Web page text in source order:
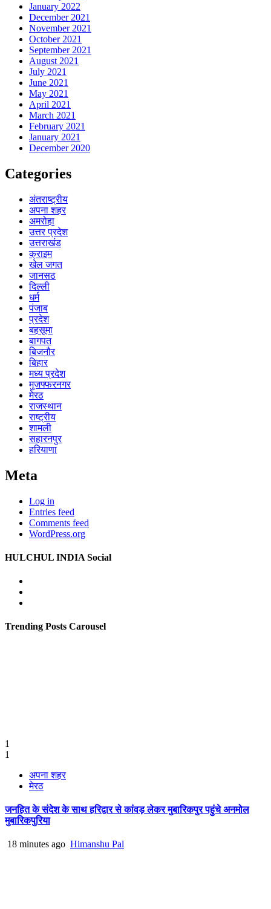
January 2022
December 2021
November 2021
October 2021
September 2021
August 2021
July 2021
June 2021
May 2021
April 2021
March 2021
February 2021
January 2021
December 2020
Categories
अंतराष्ट्रीय
अपना शहर
अमरोहा
उत्तर प्रदेश
उत्तराखंड
क्राइम
खेल जगत
जानसठ
दिल्ली
धर्म
पंजाब
प्रदेश
बहसूमा
बागपत
बिजनौर
बिहार
मध्य प्रदेश
मुजफ्फरनगर
मेरठ
राजस्थान
राष्ट्रीय
शामली
सहारनपुर
हरियाणा
Meta
Log in
Entries feed
Comments feed
WordPress.org
HULCHUL INDIA Social
Trending Posts Carousel
1
1
अपना शहर
मेरठ
जनहित के संदेश के साथ हरिद्वार से कांवड़ लेकर मुबारिकपुर पहुंचे अनमोल
मुबारिकपुरिया
18 minutes ago Himanshu Pal